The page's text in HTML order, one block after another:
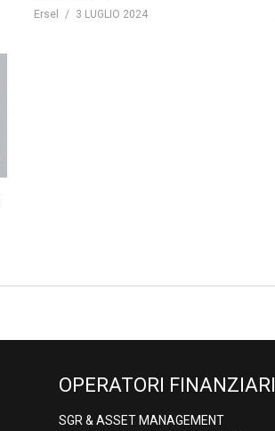
Ersel 3 LUGLIO 2024
OPERATORI FINANZIARI
SGR & ASSET MANAGEMENT